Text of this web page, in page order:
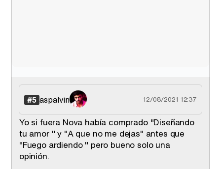
#5 aspalvin 12/08/2021 12:37
Yo si fuera Nova había comprado "Diseñando
tu amor " y "A que no me dejas" antes que
"Fuego ardiendo " pero bueno solo una
opinión.